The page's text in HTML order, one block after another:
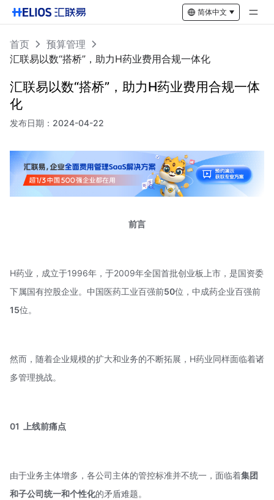
简体中文
首页
预算管理
汇联易以数“搭桥”，助力H药业费用合规一体化
汇联易以数“搭桥”，助力H药业费用合规一体
化
发布日期： 2024-04-22
前言
H药业，成立于1996年，于2009年全国首批创业板上市，是国资委
下属国有控股企业。中国医药工业百强前50位，中成药企业百强前
15位。
然而，随着企业规模的扩大和业务的不断拓展，H药业同样面临着诸
多管理挑战。
01 上线前痛点
由于业务主体增多，各公司主体的管控标准并不统一，面临着集团
和子公司统一和个性化的矛盾难题。